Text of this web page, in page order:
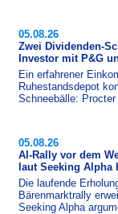
05.08.26
Zwei Dividenden-
Investor mit P&G
Ein erfahrener
Ruhestandsdepot
Schneebälle:
05.08.26
AI-Rally vor dem
laut Seeking Alpha
Die laufende
Bärenmarktrally
Seeking Alpha